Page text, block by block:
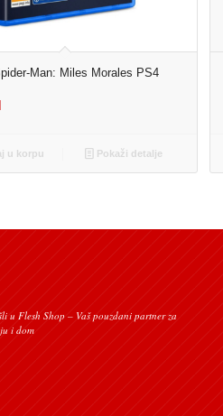
Man: Miles Morales PS4
u korpu Pokaži detalje
u Flesh Shop – Vaš pouzdani partner za
i dom